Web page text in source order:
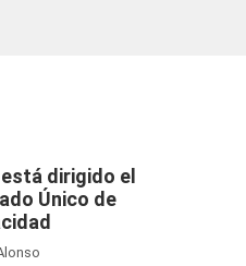
dirigido el
Único de